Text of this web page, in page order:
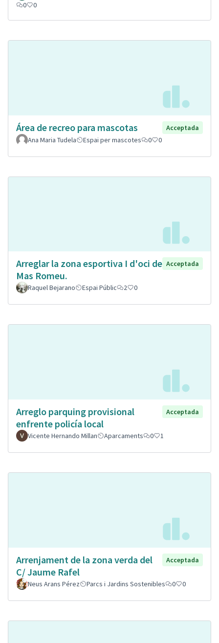
0
0
Área de recreo para mascotas
Acceptada
Ana Maria Tudela
Espai per mascotes 0 0
Arreglar la zona esportiva I d'oci de
Mas Romeu.
Acceptada
Raquel Bejarano Espai Públic 2 0
Arreglo parquing provisional
enfrente policía local
Acceptada
Vicente Hernando Millan Aparcaments 0 1
Arrenjament de la zona verda del
C/ Jaume Rafel
Acceptada
Neus Arans Pérez Parcs i Jardins Sostenibles 0 0